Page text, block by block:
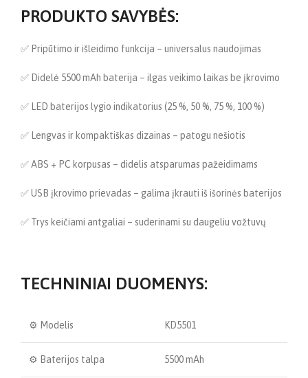
PRODUKTO SAVYBĖS:
✅ Pripūtimo ir išleidimo funkcija – universalus naudojimas
✅ Didelė 5500 mAh baterija – ilgas veikimo laikas be įkrovimo
✅ LED baterijos lygio indikatorius (25 %, 50 %, 75 %, 100 %)
✅ Lengvas ir kompaktiškas dizainas – patogu nešiotis
✅ ABS + PC korpusas – didelis atsparumas pažeidimams
✅ USB įkrovimo prievadas – galima įkrauti iš išorinės baterijos
✅ Trys keičiami antgaliai – suderinami su daugeliu vožtuvų
TECHNINIAI DUOMENYS:
⚙️ Modelis KD5501
⚙️ Baterijos talpa 5500 mAh